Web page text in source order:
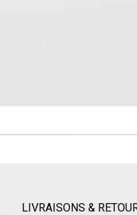
LIVRAISONS &